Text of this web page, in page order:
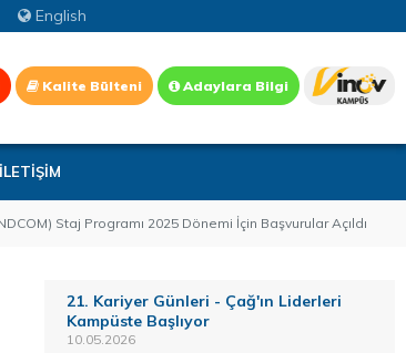
English
Kalite Bülteni Adaylara Bilgi
İLETİŞİM
Staj Programı 2025 Dönemi İçin Başvurular Açıldı
21. Kariyer Günleri - Çağ'ın Liderleri
Kampüste Başlıyor
10.05.2026